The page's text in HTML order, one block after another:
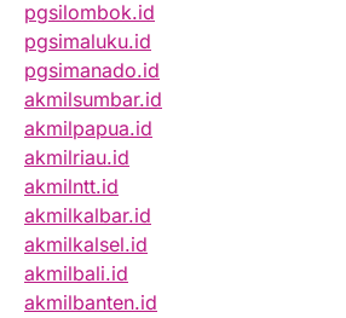
pgsilombok.id
pgsimaluku.id
pgsimanado.id
akmilsumbar.id
akmilpapua.id
akmilriau.id
akmilntt.id
akmilkalbar.id
akmilkalsel.id
akmilbali.id
akmilbanten.id